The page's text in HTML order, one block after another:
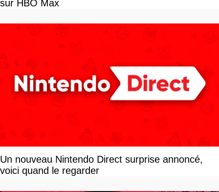
sur HBO Max
Un nouveau Nintendo Direct surprise annoncé,
voici quand le regarder